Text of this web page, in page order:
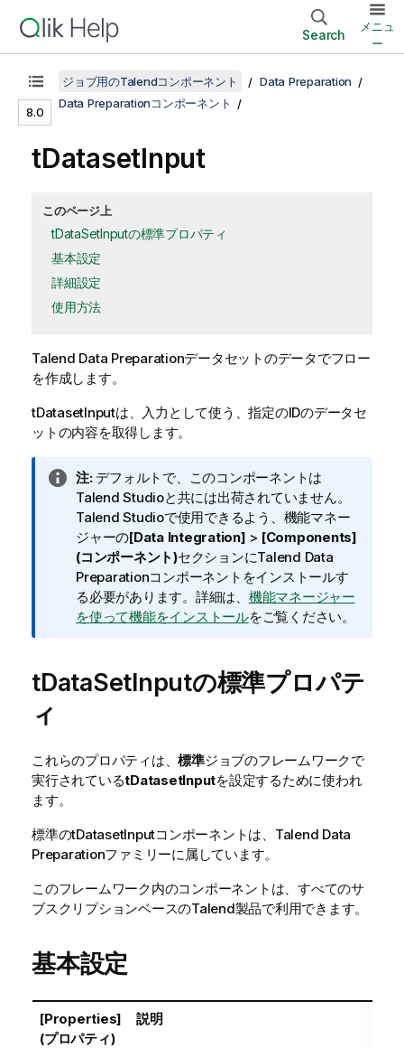
Search
メニュ
ー
8.0
ジョブ用のTalendコンポーネント
Data Preparation
Data Preparationコンポーネント
tDatasetInput
このページ上
tDataSetInputの標準プロパティ
基本設定
詳細設定
使用方法
Talend Data Preparationデータセットのデータでフロー
を作成します。
tDatasetInputは、入力として使う、指定のIDのデータセ
ットの内容を取得します。
情
報
メ
モ
注:デフォルトで、このコンポーネントは
Talend Studioと共には出荷されていません。
Talend Studioで使用できるよう、機能マネー
ジャーの[Data Integration] > [Components]
(コンポーネント)セクションにTalend Data
Preparationコンポーネントをインストールす
る必要があります。詳細は、 機能マネージャー
を使って機能をインストールをご覧ください。
tDataSetInputの標準プロパテ
ィ
これらのプロパティは、標準ジョブのフレームワークで
実行されているtDatasetInputを設定するために使われ
ます。
標準のtDatasetInputコンポーネントは、 Talend Data
Preparationファミリーに属しています。
このフレームワーク内のコンポーネントは、すべてのサ
ブスクリプションベースのTalend製品で利用できます。
基本設定
[Properties]
(プロパティ)
説明